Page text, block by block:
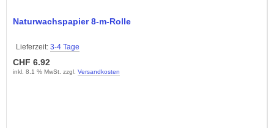
Naturwachspapier 8-m-Rolle
Lieferzeit: 3-4 Tage
CHF 6.92
inkl. 8.1 % MwSt. zzgl. Versandkosten